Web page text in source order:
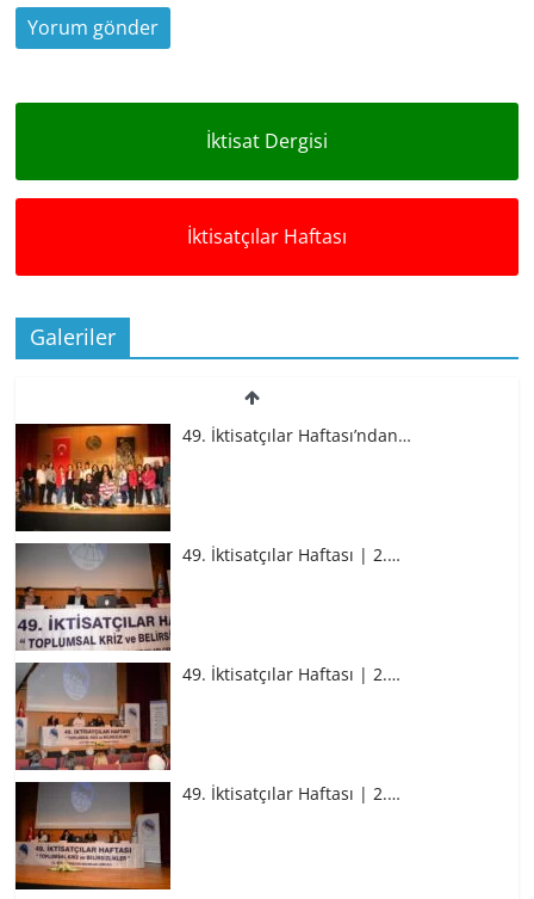
İktisat Dergisi
İktisatçılar Haftası
Galeriler
49. İktisatçılar Haftası’ndan…
49. İktisatçılar Haftası | 2.…
49. İktisatçılar Haftası | 2.…
49. İktisatçılar Haftası | 2.…